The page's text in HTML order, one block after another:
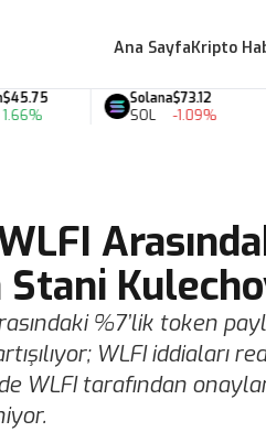
Ana SayfaKripto
Solana
SOL
$73.12
-1.09%
Stani
%7’lik token
WLFI iddiaları
WLFI tarafından